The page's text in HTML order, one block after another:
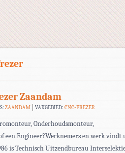
Zaandam
ZAANDAM VAKGEBIED:CNC-FREZER
Onderhoudsmonteur,
een Engineer?Werknemers en werk vindt
is Technisch Uitzendbureau